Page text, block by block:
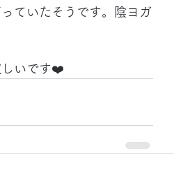
ていたそうです。陰ヨガ
しいです❤️